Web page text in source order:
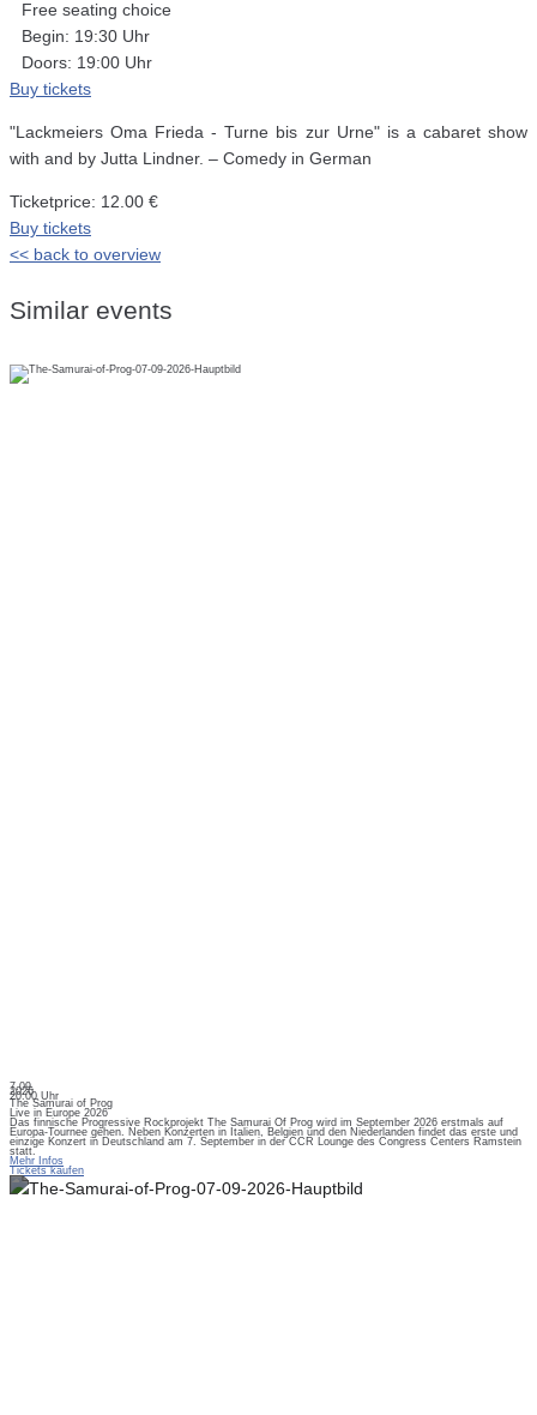
Free seating choice
Begin: 19:30 Uhr
Doors: 19:00 Uhr
Buy tickets
"Lackmeiers Oma Frieda - Turne bis zur Urne" is a cabaret show
with and by Jutta Lindner. – Comedy in German
Ticketprice: 12.00 €
Buy tickets
<< back to overview
Similar events
7.09.
2026
20:00 Uhr
The Samurai of Prog
Live in Europe 2026
Das finnische Progressive Rockprojekt The Samurai Of Prog wird im September 2026 erstmals auf
Europa-Tournee gehen. Neben Konzerten in Italien, Belgien und den Niederlanden findet das erste und
einzige Konzert in Deutschland am 7. September in der CCR Lounge des Congress Centers Ramstein
statt.
Mehr Infos
Tickets kaufen